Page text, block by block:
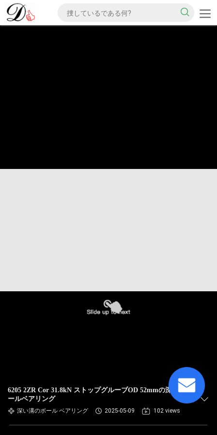
6205 2ZR Cor 31.8kN ストップグルーブOD 52mmの深溝ボ
ールベアリング
深い溝のボール ベアリング 2025-05-09 102 views